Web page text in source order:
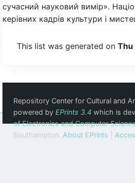
сучасний науковий вимір».
керівних кадрів культури і
This list was generated on Thu
Repository Center for Cultural and
powered by EPrints 3.4which is
of Electronics and Computer
Southampton. About EPrints